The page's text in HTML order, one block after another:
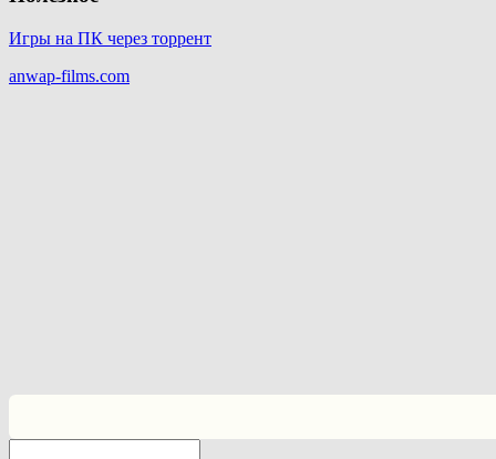
Игры на ПК через торрент
anwap-films.com